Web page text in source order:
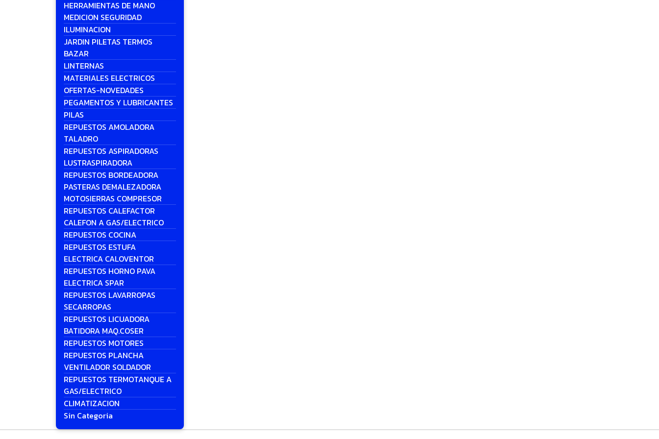
HERRAMIENTAS DE MANO
MEDICION SEGURIDAD
ILUMINACION
JARDIN PILETAS TERMOS
BAZAR
LINTERNAS
MATERIALES ELECTRICOS
OFERTAS-NOVEDADES
PEGAMENTOS Y LUBRICANTES
PILAS
REPUESTOS AMOLADORA
TALADRO
REPUESTOS ASPIRADORAS
LUSTRASPIRADORA
REPUESTOS BORDEADORA
PASTERAS DEMALEZADORA
MOTOSIERRAS COMPRESOR
REPUESTOS CALEFACTOR
CALEFON A GAS/ELECTRICO
REPUESTOS COCINA
REPUESTOS ESTUFA
ELECTRICA CALOVENTOR
REPUESTOS HORNO PAVA
ELECTRICA SPAR
REPUESTOS LAVARROPAS
SECARROPAS
REPUESTOS LICUADORA
BATIDORA MAQ.COSER
REPUESTOS MOTORES
REPUESTOS PLANCHA
VENTILADOR SOLDADOR
REPUESTOS TERMOTANQUE A
GAS/ELECTRICO
CLIMATIZACION
Sin Categoria